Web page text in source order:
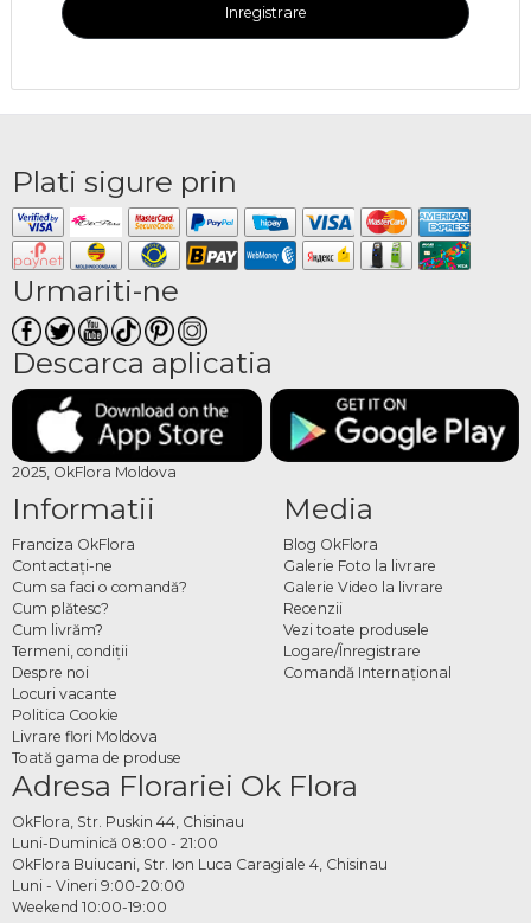
Inregistrare
Plati sigure prin
Urmariti-ne
Descarca aplicatia
2025, OkFlora Moldova
Informatii
Franciza OkFlora
Contactaţi-ne
Cum sa faci o comandă?
Cum plătesc?
Cum livrăm?
Termeni, condiţii
Despre noi
Locuri vacante
Politica Cookie
Livrare flori Moldova
Toată gama de produse
Media
Blog OkFlora
Galerie Foto la livrare
Galerie Video la livrare
Recenzii
Vezi toate produsele
Logare/Înregistrare
Comandă Internațional
Adresa Florariei Ok Flora
OkFlora, Str. Puskin 44, Chisinau
Luni-Duminică 08:00 - 21:00
OkFlora Buiucani, Str. Ion Luca Caragiale 4, Chisinau
Luni - Vineri 9:00-20:00
Weekend 10:00-19:00